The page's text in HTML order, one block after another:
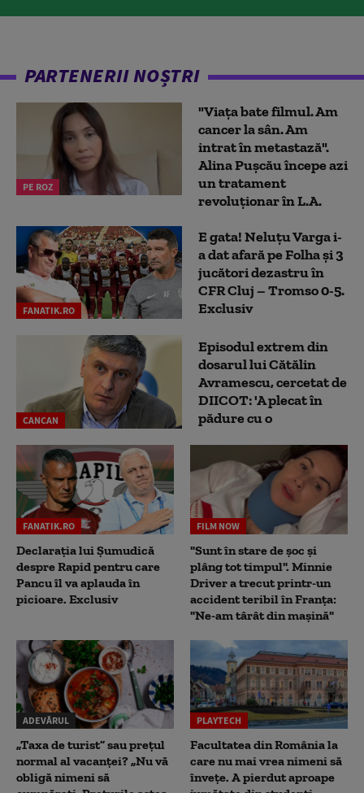
PARTENERII NOȘTRI
PE ROZ
"Viața bate filmul. Am
cancer la sân. Am
intrat în metastază".
Alina Pușcău începe azi
un tratament
revoluționar în L.A.
FANATIK.RO
E gata! Neluțu Varga i-
a dat afară pe Folha și 3
jucători dezastru în
CFR Cluj – Tromso 0-5.
Exclusiv
CANCAN
Episodul extrem din
dosarul lui Cătălin
Avramescu, cercetat de
DIICOT: 'A plecat în
pădure cu o
FANATIK.RO
Declarația lui Șumudică
despre Rapid pentru care
Pancu îl va aplauda în
picioare. Exclusiv
FILM NOW
"Sunt în stare de șoc și
plâng tot timpul". Minnie
Driver a trecut printr-un
accident teribil în Franța:
"Ne-am târât din mașină"
ADEVĂRUL
„Taxa de turist” sau prețul
normal al vacanței? „Nu vă
obligă nimeni să
PLAYTECH
Facultatea din România la
care nu mai vrea nimeni să
înveţe. A pierdut aproape